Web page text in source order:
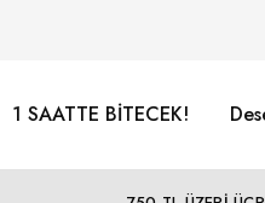
1 SAATTE BİTECEK!